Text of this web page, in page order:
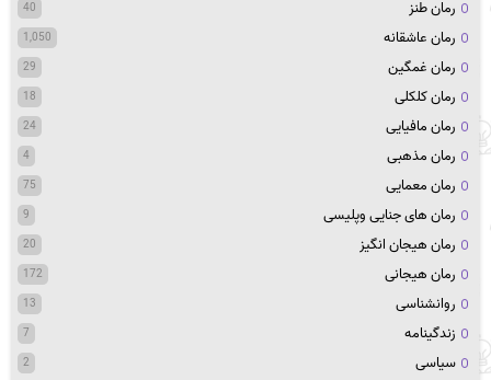
رمان طنز 40
رمان عاشقانه 1,050
رمان غمگین 29
رمان کلکلی 18
رمان مافیایی 24
رمان مذهبی 4
رمان معمایی 75
رمان های جنایی وپلیسی 9
رمان هیجان انگیز 20
رمان هیجانی 172
روانشناسی 13
زندگینامه 7
سیاسی 2